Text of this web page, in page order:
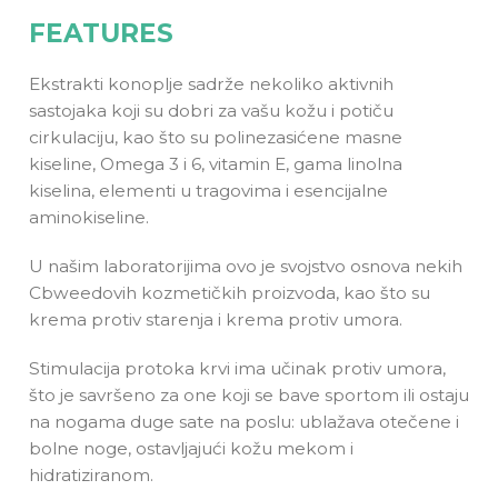
FEATURES
Ekstrakti konoplje sadrže nekoliko aktivnih
sastojaka koji su dobri za vašu kožu i potiču
cirkulaciju, kao što su polinezasićene masne
kiseline, Omega 3 i 6, vitamin E, gama linolna
kiselina, elementi u tragovima i esencijalne
aminokiseline.
U našim laboratorijima ovo je svojstvo osnova nekih
Cbweedovih kozmetičkih proizvoda, kao što su
krema protiv starenja i krema protiv umora.
Stimulacija protoka krvi ima učinak protiv umora,
što je savršeno za one koji se bave sportom ili ostaju
na nogama duge sate na poslu: ublažava otečene i
bolne noge, ostavljajući kožu mekom i
hidratiziranom.